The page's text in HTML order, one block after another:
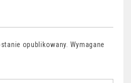
opublikowany. Wymagane